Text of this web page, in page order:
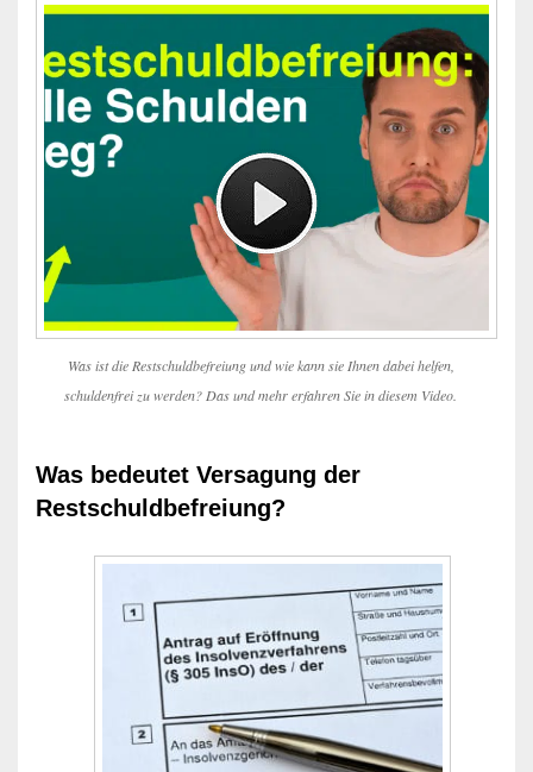
Was ist die Restschuldbefreiung und wie kann sie Ihnen dabei helfen,
schuldenfrei zu werden? Das und mehr erfahren Sie in diesem Video.
Was bedeutet Versagung der
Restschuldbefreiung?